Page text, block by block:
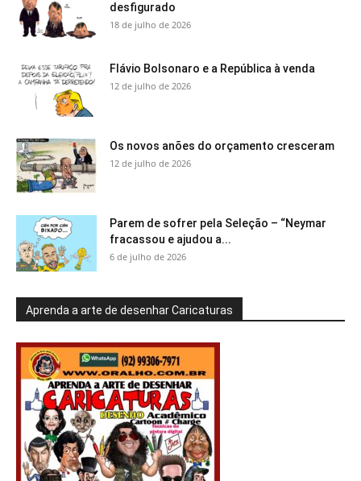
desfigurado
18 de julho de 2026
Flávio Bolsonaro e a República à venda
12 de julho de 2026
Os novos anões do orçamento cresceram
12 de julho de 2026
Parem de sofrer pela Seleção – “Neymar
fracassou e ajudou a...
6 de julho de 2026
Aprenda a arte de desenhar Caricaturas